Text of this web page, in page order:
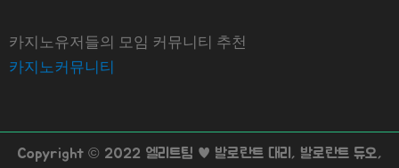
카지노유저들의 모임 커뮤니티 추천
카지노커뮤니티
Copyright © 2022 엘리트팀 ♥ 발로란트 대리, 발로란트 듀오,